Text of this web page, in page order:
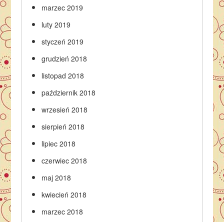
marzec 2019
luty 2019
styczeń 2019
grudzień 2018
listopad 2018
październik 2018
wrzesień 2018
sierpień 2018
lipiec 2018
czerwiec 2018
maj 2018
kwiecień 2018
marzec 2018